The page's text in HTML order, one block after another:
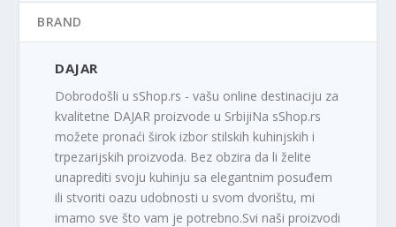
BRAND
DAJAR
Dobrodošli u sShop.rs - vašu online destinaciju za
kvalitetne DAJAR proizvode u SrbijiNa sShop.rs
možete pronaći širok izbor stilskih kuhinjskih i
trpezarijskih proizvoda. Bez obzira da li želite
unaprediti svoju kuhinju sa elegantnim posuđem
ili stvoriti oazu udobnosti u svom dvorištu, mi
imamo sve što vam je potrebno.Svi naši proizvodi